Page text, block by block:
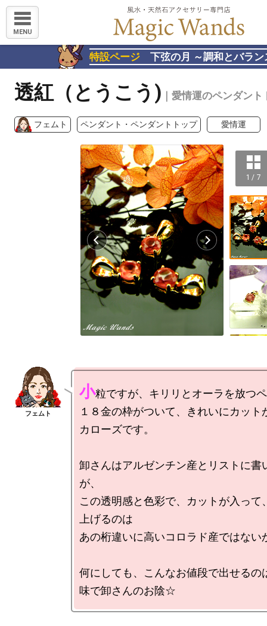
MENU
特設ページ 下弦の月 ～調和とバラン
透紅（とうこう) ｜愛情運のペンダント
フェムト ペンダント・ペンダントトップ 愛情運
1 / 7
小粒ですが、キリリとオーラを放つ
１８金の枠がついて、きれいにカット
カローズです。
卸さんはアルゼンチン産とリストに書
が、
この透明感と色彩で、カットが入って
上げるのは
あの桁違いに高いコロラド産ではない
何にしても、こんなお値段で出せるの